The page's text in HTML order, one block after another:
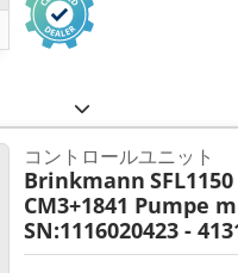
コントロールユニット
Brinkmann
CM3+1841 Pumpe
SN:1116020423 -